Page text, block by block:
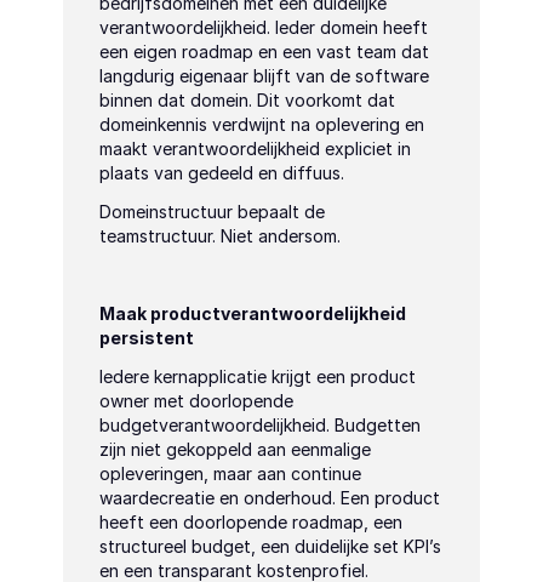
verantwoordelijkheid. Ieder domein heeft
een eigen roadmap en een vast team dat
langdurig eigenaar blijft van de software
binnen dat domein. Dit voorkomt dat
domeinkennis verdwijnt na oplevering en
maakt verantwoordelijkheid expliciet in
plaats van gedeeld en diffuus.
Domeinstructuur bepaalt de
teamstructuur. Niet andersom.
Maak productverantwoordelijkheid
persistent
Iedere kernapplicatie krijgt een product
owner met doorlopende
budgetverantwoordelijkheid. Budgetten
zijn niet gekoppeld aan eenmalige
opleveringen, maar aan continue
waardecreatie en onderhoud. Een product
heeft een doorlopende roadmap, een
structureel budget, een duidelijke set KPI’s
en een transparant kostenprofiel.